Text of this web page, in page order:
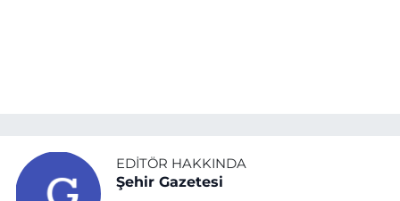
EDITÖR HAKKINDA
Şehir Gazetesi